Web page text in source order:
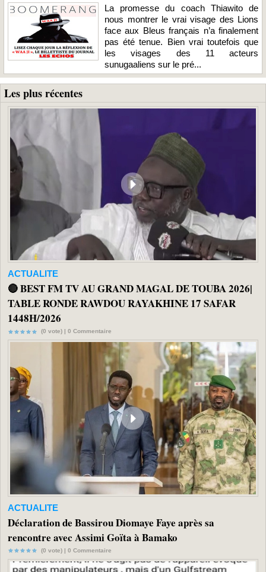
La promesse du coach Thiawito de
nous montrer le vrai visage des Lions
face aux Bleus français n’a finalement
pas été tenue. Bien vrai toutefois que
les visages des 11 acteurs
sunugaaliens sur le pré...
Les plus récentes
ACTUALITE
🔴 BEST FM TV AU GRAND MAGAL DE TOUBA 2026|
TABLE RONDE RAWDOU RAYAKHINE 17 SAFAR
1448H/2026
(0 vote) | 0 Commentaire
ACTUALITE
Déclaration de Bassirou Diomaye Faye après sa
rencontre avec Assimi Goïta à Bamako
(0 vote) | 0 Commentaire